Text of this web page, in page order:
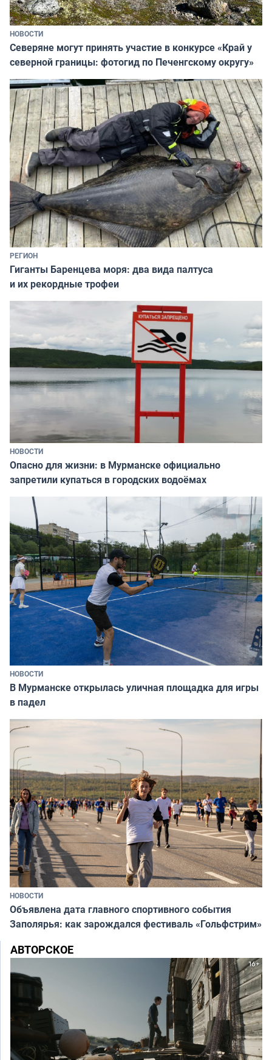
НОВОСТИ
Северяне могут принять участие в конкурсе «Край у
северной границы: фотогид по Печенгскому округу»
РЕГИОН
Гиганты Баренцева моря: два вида палтуса
и их рекордные трофеи
НОВОСТИ
Опасно для жизни: в Мурманске официально
запретили купаться в городских водоёмах
НОВОСТИ
В Мурманске открылась уличная площадка для игры
в падел
НОВОСТИ
Объявлена дата главного спортивного события
Заполярья: как зарождался фестиваль «Гольфстрим»
АВТОРСКОЕ